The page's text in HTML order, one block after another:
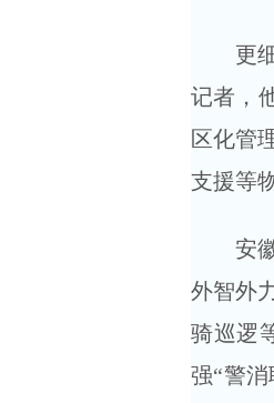
更细
记者，
区化管
支援等
安徽
外智外
骑巡逻
强“警